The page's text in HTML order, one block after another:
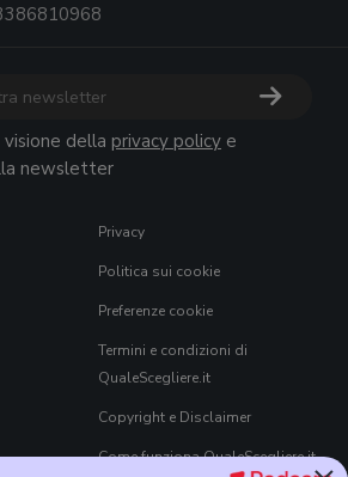
della privacy policy e
newsletter
Privacy
Politica sui cookie
Preferenze cookie
Termini e condizioni di
QualeScegliere.it
Copyright e Disclaimer
Come funziona QualeScegliere.it